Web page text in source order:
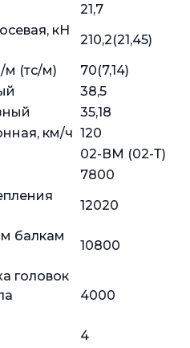
21,7
кН
210,2(21,45)
м (тс/м)
70(7,14)
38,5
35,18
км/ч 120
02-ВМ (02-Т)
7800
12020
балкам
10800
головок
4000
4